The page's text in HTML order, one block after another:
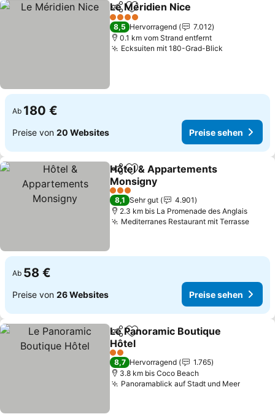
TeilenZu Favoriten hinzufügen
Le Méridien Nice
4 Sterne
8,5 Hervorragend
7.012
0.1 km vom Strand entfernt
Ecksuiten mit 180-Grad-Blick
Ab 180 €
Preise von 20 Websites Preise sehen
TeilenZu Favoriten hinzufügen
Hôtel & Appartements
Monsigny
Preise sehen
3 Sterne
8,1 Sehr gut
4.901
2.3 km bis La Promenade des Anglais
Mediterranes Restaurant mit Terrasse
Ab 58 €
Preise von 26 Websites Preise sehen
TeilenZu Favoriten hinzufügen
Le Panoramic Boutique
Hôtel
Preise sehen
2 Sterne
8,7 Hervorragend
1.765
3.8 km bis Coco Beach
Panoramablick auf Stadt und MeerPreise